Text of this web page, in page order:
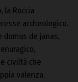
Roccia
archeologico.
de janas,
civiltà che
valenza,